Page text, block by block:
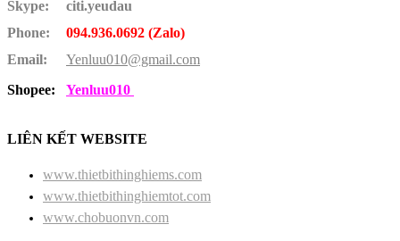
Skype:
citi.yeudau
Phone:
094.936.0692 (Zalo)
Email:
Yenluu010@gmail.com
Shopee:
Yenluu010
LIÊN KẾT WEBSITE
www.thietbithinghiems.com
www.thietbithinghiemtot.com
www.chobuonvn.com